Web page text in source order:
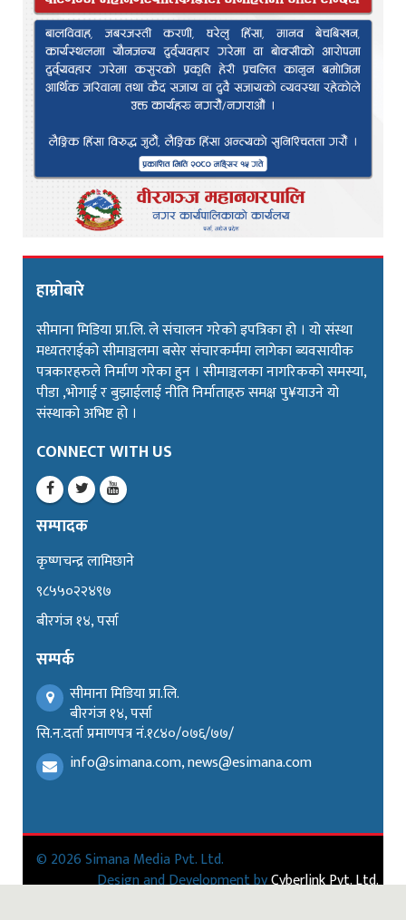
हाम्रोबारे
सीमाना मिडिया प्रा.लि. ले संचालन गरेको इपत्रिका हो । यो संस्था
मध्यतराईको सीमाञ्चलमा बसेर संचारकर्ममा लागेका ब्यवसायीक
पत्रकारहरुले निर्माण गरेका हुन । सीमाञ्चलका नागरिकको समस्या,
पीडा ,भोगाई र बुझाईलाई नीति निर्माताहरु समक्ष पु¥याउने यो
संस्थाको अभिष्ट हो ।
CONNECT WITH US
सम्पादक
कृष्णचन्द्र लामिछाने
९८५५०२२४९७
बीरगंज १४, पर्सा
सम्पर्क
सीमाना मिडिया प्रा.लि.
बीरगंज १४, पर्सा
सि.न.दर्ता प्रमाणपत्र नं.१८४०/०७६/७७/
info@simana.com, news@esimana.com
© 2026 Simana Media Pvt. Ltd.
Design and Development byCyberlink Pvt. Ltd.